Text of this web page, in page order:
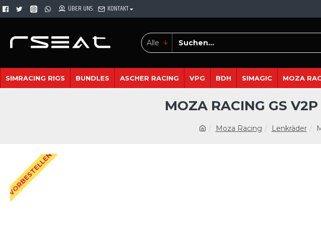
ÜBER UNS KONTAKT
Alle
SIMRACING RIGS BUNDLES ASCHER RACING VPG BDH SIMAGIC MOZA
Moza Racing Lenkräder
MOZA RACING GS
VORBESTELLEN